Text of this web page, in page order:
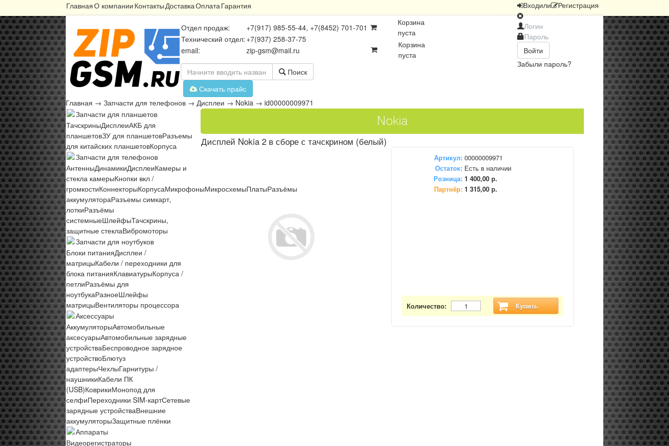
ГлавнаяО компании КонтактыДоставкаОплатаГарантия Входили Регистрация
Войти
Забыли пароль?
Отдел продаж:
+7(917) 985-55-44, +7(8452) 701-701
Технический отдел: +7(937) 258-37-75
email:
zip-gsm@mail.ru
Корзина
пуста
Корзина
пуста
Поиск
Скачать прайс
Главная → Запчасти для телефонов → Дисплеи → Nokia → id00000009971
Запчасти для планшетов
ТачскриныДисплеиАКБ для
планшетовЗУ для планшетовРазъемы
для китайских планшетовКорпуса
Запчасти для телефонов
АнтенныДинамикиДисплеиКамеры и
стекла камерыКнопки вкл /
громкостиКоннекторыКорпусаМикрофоныМикросхемыПлатыРазъёмы
аккумулятораРазъемы симкарт,
лоткиРазъёмы
системныеШлейфыТачскрины,
защитные стеклаВибромоторы
Запчасти для ноутбуков
Блоки питанияДисплеи /
матрицыКабели / переходники для
блока питанияКлавиатурыКорпуса /
петлиРазъёмы для
ноутбукаРазноеШлейфы
матрицыВентиляторы процессора
Аксессуары
АккумуляторыАвтомобильные
аксесуарыАвтомобильные зарядные
устройстваБеспроводное зарядное
устройствоБлютуз
адаптерыЧехлыГарнитуры /
наушникиКабели ПК
(USB)КоврикиМонопод для
селфиПереходники SIM-картСетевые
зарядные устройстваВнешние
аккумуляторыЗащитные плёнки
Аппараты
Видеорегистраторы
Nokia
Дисплей Nokia 2 в сборе с тачскрином (белый)
Артикул: 00000009971
Остаток: Есть в наличии
Розница: 1 400,00 р.
Партнёр: 1 315,00 р.
Количество: Купить